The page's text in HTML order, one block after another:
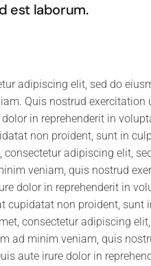
est laborum.
adipiscing elit, sed do
Quis nostrud
in reprehenderit in
non proident, sunt in
adipiscing elit,
veniam, quis nostrud
dolor in reprehenderit in
cupidatat non proident,
consectetur adipiscing
ad minim veniam, quis
aute irure dolor in